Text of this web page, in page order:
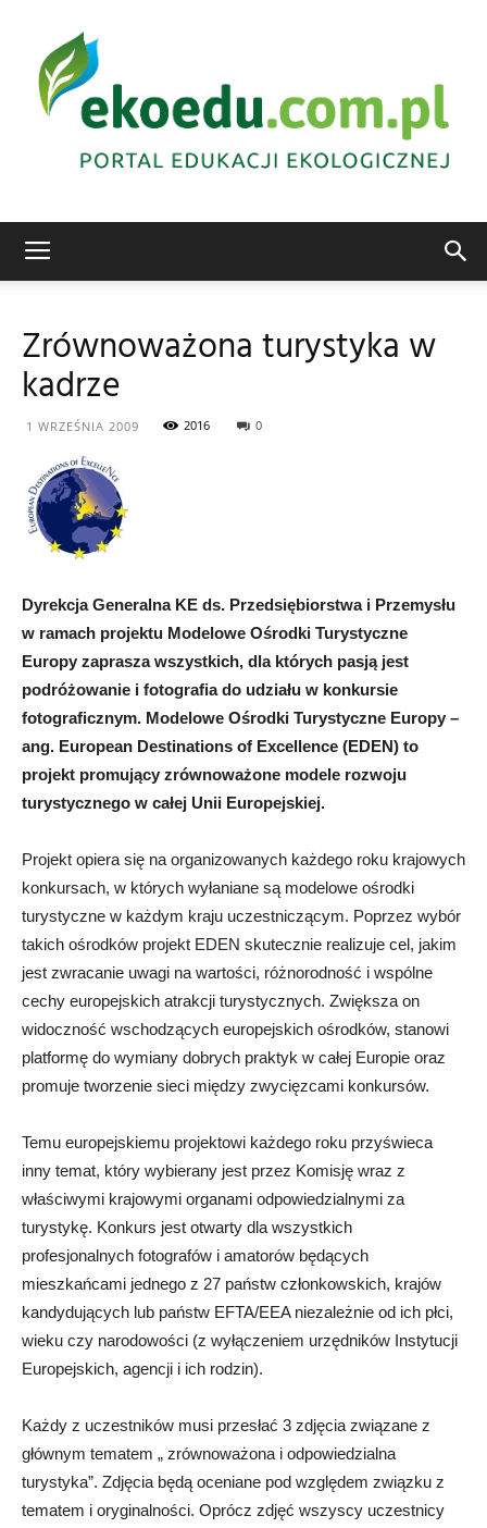
ekologiczna
Zrównoważona turystyka w
kadrze
1 WRZEŚNIA 2009 2016 0
Dyrekcja Generalna KE ds. Przedsiębiorstwa i Przemysłu
w ramach projektu Modelowe Ośrodki Turystyczne
Europy zaprasza wszystkich, dla których pasją jest
podróżowanie i fotografia do udziału w konkursie
fotograficznym. Modelowe Ośrodki Turystyczne Europy –
ang. European Destinations of Excellence (EDEN) to
projekt promujący zrównoważone modele rozwoju
turystycznego w całej Unii Europejskiej.
Projekt opiera się na organizowanych każdego roku krajowych
konkursach, w których wyłaniane są modelowe ośrodki
turystyczne w każdym kraju uczestniczącym. Poprzez wybór
takich ośrodków projekt EDEN skutecznie realizuje cel, jakim
jest zwracanie uwagi na wartości, różnorodność i wspólne
cechy europejskich atrakcji turystycznych. Zwiększa on
widoczność wschodzących europejskich ośrodków, stanowi
platformę do wymiany dobrych praktyk w całej Europie oraz
promuje tworzenie sieci między zwycięzcami konkursów.
Temu europejskiemu projektowi każdego roku przyświeca
inny temat, który wybierany jest przez Komisję wraz z
właściwymi krajowymi organami odpowiedzialnymi za
turystykę. Konkurs jest otwarty dla wszystkich
profesjonalnych fotografów i amatorów będących
mieszkańcami jednego z 27 państw członkowskich, krajów
kandydujących lub państw EFTA/EEA niezależnie od ich płci,
wieku czy narodowości (z wyłączeniem urzędników Instytucji
Europejskich, agencji i ich rodzin).
Każdy z uczestników musi przesłać 3 zdjęcia związane z
głównym tematem „ zrównoważona i odpowiedzialna
turystyka”. Zdjęcia będą oceniane pod względem związku z
tematem i oryginalności. Oprócz zdjęć wszyscy uczestnicy